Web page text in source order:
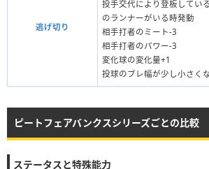
逃げ切り
投手交代により登板してい
のランナーがいる時発動
相手打者のミート-3
相手打者のパワー-3
変化球の変化量+1
投球のブレ幅が少し小さく
ピートフェアバンクスシリーズごとの比較
ステータスと特殊能力